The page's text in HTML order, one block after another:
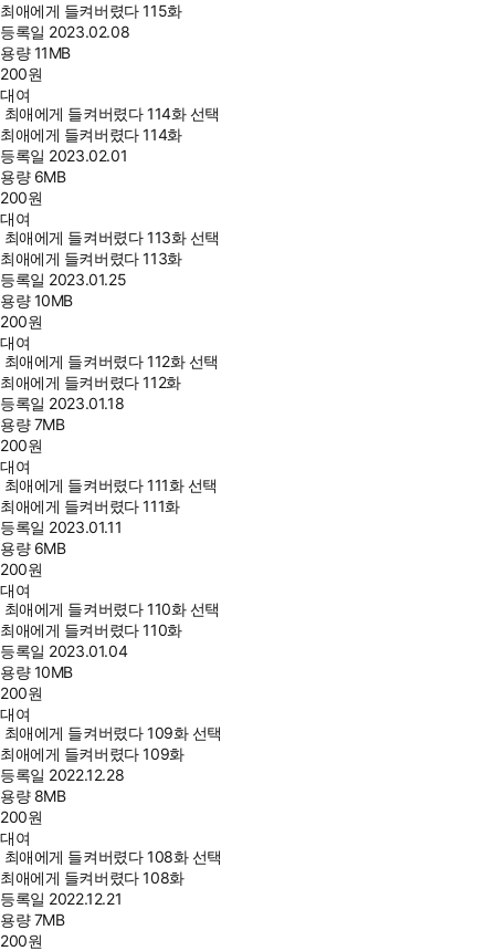
최애에게 들켜버렸다 115화
등록일 2023.02.08
용량11MB
200원
대여
최애에게 들켜버렸다 114화 선택
최애에게 들켜버렸다 114화
등록일 2023.02.01
용량 6MB
200원
대여
최애에게 들켜버렸다 113화 선택
최애에게 들켜버렸다 113화
등록일 2023.01.25
용량10MB
200원
대여
최애에게 들켜버렸다 112화 선택
최애에게 들켜버렸다 112화
등록일 2023.01.18
용량7MB
200원
대여
최애에게 들켜버렸다 111화 선택
최애에게 들켜버렸다 111화
등록일 2023.01.11
용량 6MB
200원
대여
최애에게 들켜버렸다 110화 선택
최애에게 들켜버렸다 110화
등록일 2023.01.04
용량10MB
200원
대여
최애에게 들켜버렸다 109화 선택
최애에게 들켜버렸다 109화
등록일 2022.12.28
용량 8MB
200원
대여
최애에게 들켜버렸다 108화 선택
최애에게 들켜버렸다 108화
등록일 2022.12.21
용량7MB
200원